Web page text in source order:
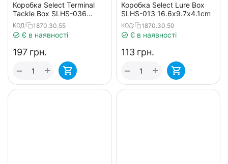
Коробка Select Terminal
Tackle Box SLHS-036
14.5х11х2.2cm
КОД: 1870.30.55
Є в наявності
‍197‍ грн.
+
−
Коробка Select Lure Box
SLHS-013 16.6х9.7х4.1cm
КОД: 1870.30.50
Є в наявності
‍113‍ грн.
+
−